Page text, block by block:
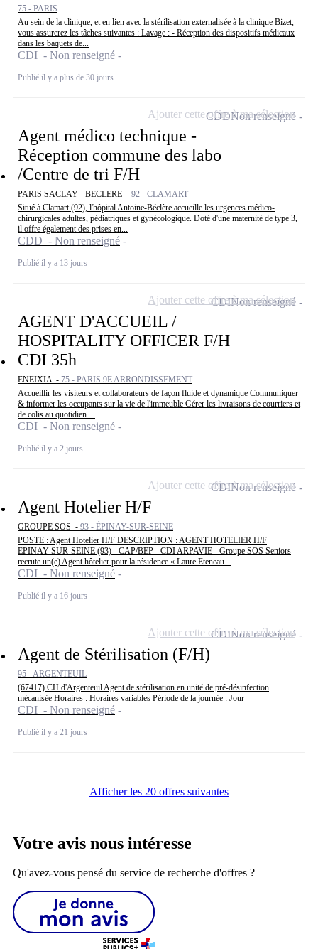
75 - PARIS
Au sein de la clinique, et en lien avec la stérilisation externalisée à la clinique Bizet,
vous assurerez les tâches suivantes : Lavage : - Réception des dispositifs médicaux
dans les baquets de...
CDI - Non renseigné
Publié il y a plus de 30 jours
Agent médico technique -
Réception commune des labo
/Centre de tri F/H
PARIS SACLAY - BECLERE - 92 - CLAMART
Situé à Clamart (92), l'hôpital Antoine-Béclère accueille les urgences médico-
chirurgicales adultes, pédiatriques et gynécologique. Doté d'une maternité de type 3,
il offre également des prises en...
CDD - Non renseigné
Publié il y a 13 jours
CDDNon renseigné
Ajouter cette offre à ma sélection
AGENT D'ACCUEIL /
HOSPITALITY OFFICER F/H
CDI 35h
ENEIXIA - 75 - PARIS 9E ARRONDISSEMENT
Accueillir les visiteurs et collaborateurs de façon fluide et dynamique Communiquer
& informer les occupants sur la vie de l'immeuble Gérer les livraisons de courriers et
de colis au quotidien ...
CDI - Non renseigné
Publié il y a 2 jours
CDINon renseigné
Ajouter cette offre à ma sélection
Agent Hotelier H/F
GROUPE SOS - 93 - ÉPINAY-SUR-SEINE
POSTE : Agent Hotelier H/F DESCRIPTION : AGENT HOTELIER H/F
EPINAY-SUR-SEINE (93) - CAP/BEP - CDI ARPAVIE - Groupe SOS Seniors
recrute un(e) Agent hôtelier pour la résidence « Laure Eteneau...
CDI - Non renseigné
Publié il y a 16 jours
CDINon renseigné
Ajouter cette offre à ma sélection
Agent de Stérilisation (F/H)
95 - ARGENTEUIL
(67417) CH d'Argenteuil Agent de stérilisation en unité de pré-désinfection
mécanisée Horaires : Horaires variables Période de la journée : Jour
CDI - Non renseigné
Publié il y a 21 jours
CDINon renseigné
Ajouter cette offre à ma sélection
Afficher les 20 offres suivantes
Votre avis nous intéresse
Qu'avez-vous pensé du service de recherche d'offres ?